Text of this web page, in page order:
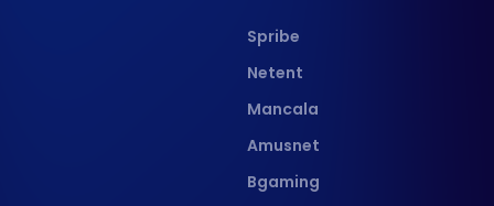
Spribe
Netent
Mancala
Amusnet
Bgaming